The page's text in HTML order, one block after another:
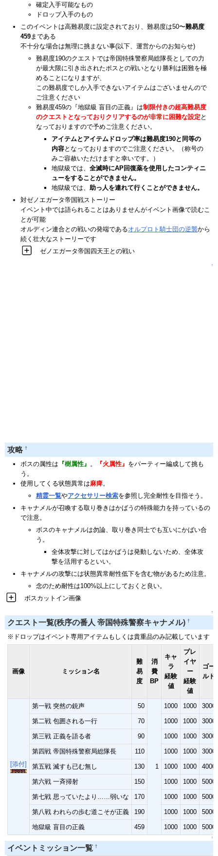
確定入手可能なもの
ドロップ入手のもの
このイベントは高難易度に設定されており、難易度は50〜難易度
459 まである
不十分な場合は無理に挑まない事(以下、運営からのお知らせ)
難易度190のクエストでは帝国特殊警察局総隊長としての力
が最大限に引き出されたボスとの戦いとなり勝利は困難を極
めることになりますが、
この難易度でしか入手できないアイテムはございませんので
ご注意ください
難易度459の『地獄級 盲目の正義』は制限付きの超高難易度
のクエストとなっておりクリアするのが非常に困難な設定 と
なっておりますので予めご注意ください。
アイテムとアイテムドロップ率は難易度190と同等の
内容となっておりますのでご注意ください。（称号の
みご容赦いただけますと幸いです。）
地獄級では、 全滅時にAP回復薬を使用したコンティニ
ューをすることができません。
地獄級では、
助っ人を連れて行くことができません。
対ゼノエガータ帝国戦ストーリー
イベント中では語られることはありませんがイベント画像で読むこ
とが可能
オルディン連合との戦いの発端であるオルプロト騎士団の逆襲から
続く壮大なストーリーです
ゼノエガータ帝国四天王との戦い
↑
攻略 †
ボスの属性は 『樹属性』 。 『火属性』 をパーティー編成して挑も
う。
使用してくる状態異常は麻痺。
精霊一覧やアクセサリー検索を参照し完全耐性を目指そう。
キャナメルが召喚する取り巻きはかばうの特殊能力を持っているの
で注意。
ボスのキャナメルは勿論、取り巻き同士でも互いにかばい合
う。
全体攻撃に対してはかばうは発動しないため、全体攻
撃を活用するといい。
キャナメルの攻撃には状態異常耐性低下を含む物があるため注意。
念のため耐性は100%以上にしておくと良い。
ボスカットイン画像
↑
クエスト一覧(秩序の番人 帝国特殊警察キャナメル) †
※ドロップはイベント専用アイテムもしくは貴重品のみ記載しています
画像 ミッション名
難
易
度
消
費
BP
キャ
ラ
経験
値
プレ
イヤ
ー
経験
値
ゴー
ルド
[添付]
第一戦 突然の銃声 50
1
1000 1000 3000
第二戦 包囲される一行 70 1000 1000 3000
第三戦 正義を語る者 90 1000 1000 3000
第四戦 帝国特殊警察局総隊長 110 1000 1000 3000
第五戦 滅すも已む無し 130 1000 1000 4000
第六戦 一斉掃射 150 1000 1000 5000
第七戦 思っていたより……弱いな 170 1000 1000 5000
第八戦 われらの歩む道こそが正義 190 1000 1000 5000
地獄級 盲目の正義 459 1000 1000 5000
↑
イベントミッション一覧 †